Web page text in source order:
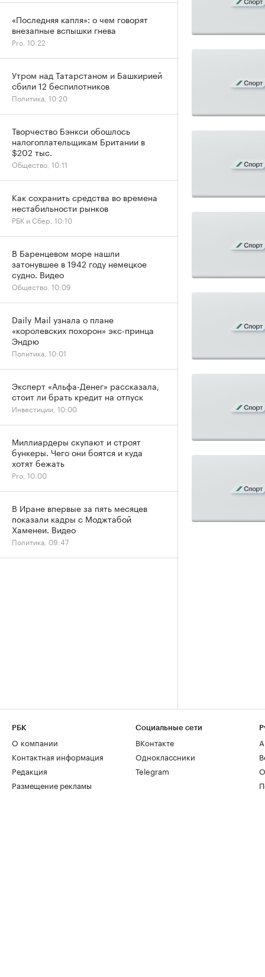
«Последняя капля»: о чем говорят
внезапные вспышки гнева
Pro, 10:22
Утром над Татарстаном и Башкирией
сбили 12 беспилотников
Политика, 10:20
Творчество Бэнкси обошлось
налогоплательщикам Британии в
$202 тыс.
Общество, 10:11
Как сохранить средства во времена
нестабильности рынков
РБК и Сбер, 10:10
В Баренцевом море нашли
затонувшее в 1942 году немецкое
судно. Видео
Общество, 10:09
Daily Mail узнала о плане
«королевских похорон» экс-принца
Эндрю
Политика, 10:01
Эксперт «Альфа-Денег» рассказала,
стоит ли брать кредит на отпуск
Инвестиции, 10:00
Миллиардеры скупают и строят
бункеры. Чего они боятся и куда
хотят бежать
Pro, 10:00
В Иране впервые за пять месяцев
показали кадры с Моджтабой
Хаменеи. Видео
Политика, 09:47
РБК
О компании
Контактная информация
Редакция
Размещение рекламы
Социальные сети
ВКонтакте
Одноклассники
Telegram